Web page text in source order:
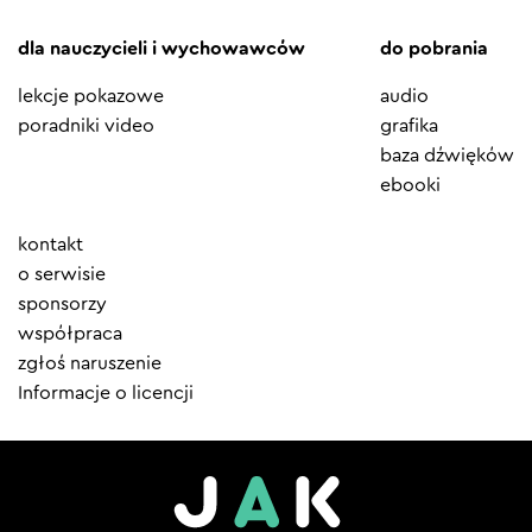
dla nauczycieli i wychowawców
lekcje pokazowe
poradniki video
do pobrania
audio
grafika
baza dźwięków
ebooki
Element
menu
kontakt
o serwisie
sponsorzy
współpraca
zgłoś naruszenie
Informacje o licencji